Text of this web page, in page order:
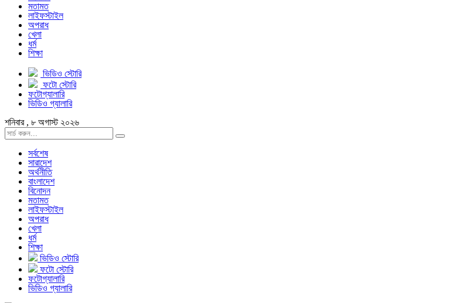
মতামত
লাইফস্টাইল
অপরাধ
খেলা
ধর্ম
শিক্ষা
ভিডিও স্টোরি
ফটো স্টোরি
ফটোগ্যালারি
ভিডিও গ্যালারি
শনিবার , ৮ অগাস্ট ২০২৬
সর্বশেষ
সারাদেশ
অর্থনীতি
বাংলাদেশ
বিনোদন
মতামত
লাইফস্টাইল
অপরাধ
খেলা
ধর্ম
শিক্ষা
ভিডিও স্টোরি
ফটো স্টোরি
ফটোগ্যালারি
ভিডিও গ্যালারি